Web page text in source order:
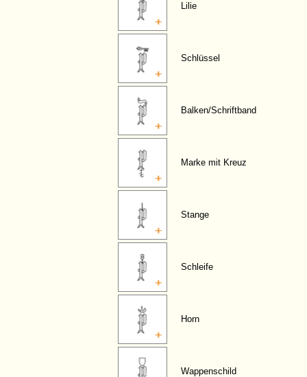
Lilie
Schlüssel
Balken/Schriftband
Marke mit Kreuz
Stange
Schleife
Horn
Wappenschild